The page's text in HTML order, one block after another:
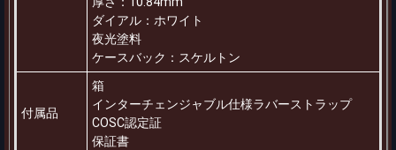
ダイアル：ホワイト
夜光塗料
ケースバック：スケルトン
付属品
箱
インターチェンジャブル仕様ラバーストラップ
COSC認定証
保証書